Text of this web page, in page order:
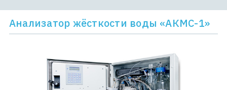
Анализатор жёсткости воды «АКМС-1»